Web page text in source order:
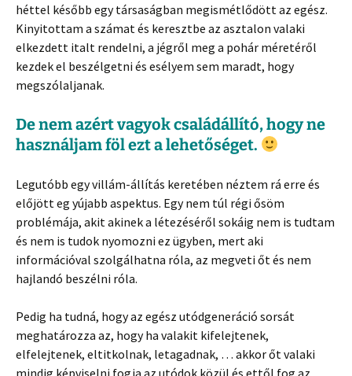
héttel később egy társaságban megismétlődött az egész.
Kinyitottam a számat és keresztbe az asztalon valaki
elkezdett italt rendelni, a jégről meg a pohár méretéről
kezdek el beszélgetni és esélyem sem maradt, hogy
megszólaljanak.
De nem azért vagyok családállító, hogy ne
használjam föl ezt a lehetőséget.
Legutóbb egy villám-állítás keretében néztem rá erre és
előjött eg yújabb aspektus. Egy nem túl régi ősöm
problémája, akit akinek a létezéséről sokáig nem is tudtam
és nem is tudok nyomozni ez ügyben, mert aki
információval szolgálhatna róla, az megveti őt és nem
hajlandó beszélni róla.
Pedig ha tudná, hogy az egész utódgeneráció sorsát
meghatározza az, hogy ha valakit kifelejtenek,
elfelejtenek, eltitkolnak, letagadnak, … akkor őt valaki
mindig képviselni fogja az utódok közül és ettől fog az